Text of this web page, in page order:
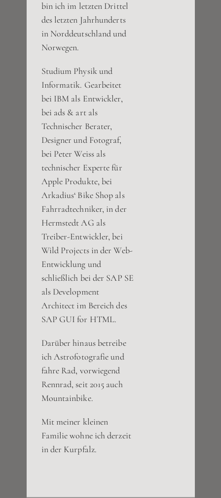
bin ich im letzten Drittel
des letzten Jahrhunderts
in Norddeutschland und
Norwegen.
Studium Physik und
Informatik. Gearbeitet
bei IBM als Entwickler,
bei ads & art als
Technischer Berater,
Designer und Fotograf,
bei Peter Weiss als
technischer Experte für
Apple Produkte, bei
Arkadius‘ Bike Shop als
Fahrradtechniker, in der
Hermstedt AG als
Treiber-Entwickler, bei
Wild Projects in der Web-
Entwicklung und
schließlich bei der SAP SE
als Development
Architect im Bereich des
SAP GUI for HTML.
Darüber hinaus betreibe
ich Astrofotografie und
fahre Rad, vorwiegend
Rennrad, seit 2015 auch
Mountainbike.
Mit meiner kleinen
Familie wohne ich derzeit
in der Kurpfalz.